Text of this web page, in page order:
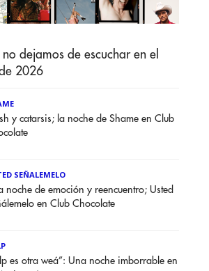
no dejamos de escuchar en el
2026
y catarsis; la noche de Shame en Club
SEÑALEMELO
noche de emoción y reencuentro; Usted
en Club Chocolate
es otra weá”: Una noche imborrable en